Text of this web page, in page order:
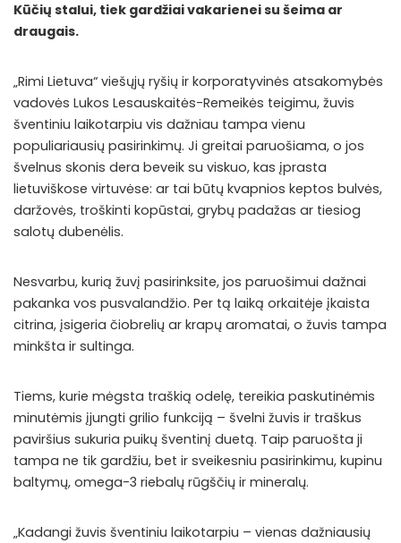
Kūčių stalui, tiek gardžiai vakarienei su šeima ar
draugais.
„Rimi Lietuva“ viešųjų ryšių ir korporatyvinės atsakomybės
vadovės Lukos Lesauskaitės-Remeikės teigimu, žuvis
šventiniu laikotarpiu vis dažniau tampa vienu
populiariausių pasirinkimų. Ji greitai paruošiama, o jos
švelnus skonis dera beveik su viskuo, kas įprasta
lietuviškose virtuvėse: ar tai būtų kvapnios keptos bulvės,
daržovės, troškinti kopūstai, grybų padažas ar tiesiog
salotų dubenėlis.
Nesvarbu, kurią žuvį pasirinksite, jos paruošimui dažnai
pakanka vos pusvalandžio. Per tą laiką orkaitėje įkaista
citrina, įsigeria čiobrelių ar krapų aromatai, o žuvis tampa
minkšta ir sultinga.
Tiems, kurie mėgsta traškią odelę, tereikia paskutinėmis
minutėmis įjungti grilio funkciją – švelni žuvis ir traškus
paviršius sukuria puikų šventinį duetą. Taip paruošta ji
tampa ne tik gardžiu, bet ir sveikesniu pasirinkimu, kupinu
baltymų, omega-3 riebalų rūgščių ir mineralų.
„Kadangi žuvis šventiniu laikotarpiu – vienas dažniausių